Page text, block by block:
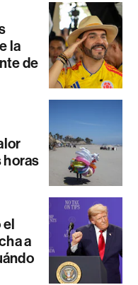
la
de
horas
el
a